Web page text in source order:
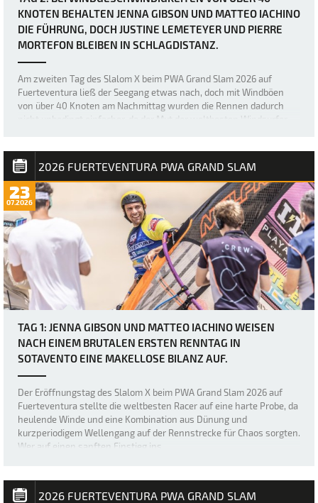
KNOTEN BEHALTEN JENNA GIBSON UND MATTEO IACHINO
DIE FÜHRUNG, DOCH JUSTINE LEMETEYER UND PIERRE
MORTEFON BLEIBEN IN SCHLAGDISTANZ.
Am zweiten Tag des Slalom X beim PWA Grand Slam 2026 auf
Fuerteventura ließ der Seegang etwas nach, doch mit Windböen
von über 40 Knoten am Nachmittag wurden die Rennen dadurch
nicht unbedingt einfacher, da der Mut der weltbesten Windsurfer
2026 FUERTEVENTURA PWA GRAND SLAM
23
07.2026
TAG 1: JENNA GIBSON UND MATTEO IACHINO WEISEN
NACH EINEM BRUTALEN ERSTEN RENNTAG IN
SOTAVENTO EINE MAKELLOSE BILANZ AUF.
Der Eröffnungstag des Slalom X beim PWA Grand Slam 2026 auf
Fuerteventura stellte die weltbesten Racer auf eine harte Probe, da
heulende Winde und eine Kombination aus Dünung und
kurzperiodigem Wellengang auf der Rennstrecke für Chaos sorgten.
Wer auf einen sanften Einstieg ins …
2026 FUERTEVENTURA PWA GRAND SLAM